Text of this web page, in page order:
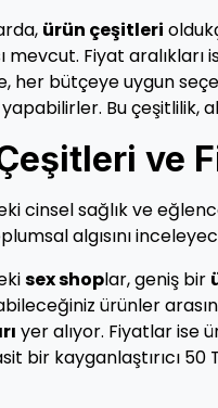
ürün çeşitleri
mevcut. Fiyat
her bütçeye uygun
Bu çeşitlilik,
ve
cinsel sağlık ve
algısını
sex shoplar, geniş bir
ürünler
yer alıyor. Fiyatlar ise
bir kayganlaştırıcı